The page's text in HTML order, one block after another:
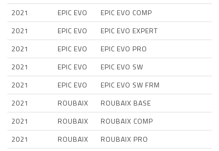
2021
EPIC EVO
EPIC EVO COMP
2021
EPIC EVO
EPIC EVO EXPERT
2021
EPIC EVO
EPIC EVO PRO
2021
EPIC EVO
EPIC EVO SW
2021
EPIC EVO
EPIC EVO SW FRM
2021
ROUBAIX
ROUBAIX BASE
2021
ROUBAIX
ROUBAIX COMP
2021
ROUBAIX
ROUBAIX PRO